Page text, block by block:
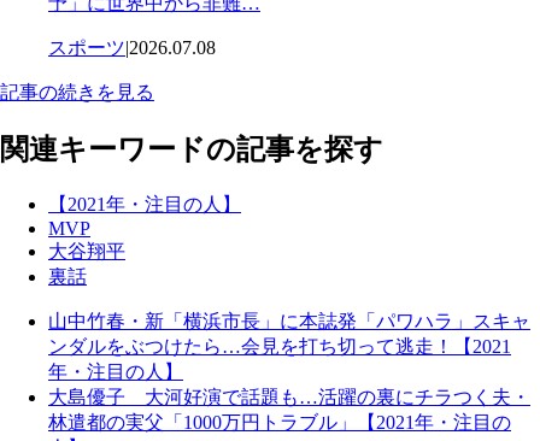
スポーツ|2026.07.08
記事の続きを見る
関連キーワードの記事を探す
【2021年・注目の人】
MVP
大谷翔平
裏話
山中竹春・新「横浜市長」に本誌発「パワハラ」スキャ
ンダルをぶつけたら…会見を打ち切って逃走！【2021
年・注目の人】
大島優子 大河好演で話題も…活躍の裏にチラつく夫・
林遣都の実父「1000万円トラブル」【2021年・注目の